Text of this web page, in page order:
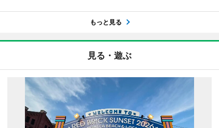
もっと見る
見る・遊ぶ